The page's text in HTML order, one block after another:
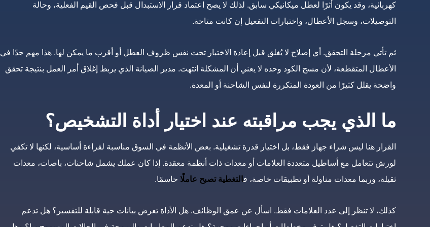
كهربائية، وقد يكون أثرًا لعطل ميكانيكي سابق. لذلك لا يصح اعتماد قرار الاستبدال قبل فحص القيم الفعلية، وحالة
التوصيلات، وسجل الأعطال، واختبارات التفعيل إن كانت متاحة.
ثم تأتي مرحلة التحقق. أي إصلاح لا يُغلق قبل إعادة الاختبار تحت نفس ظروف العطل أو أقرب ما يمكن لها. هذا مهم جدًا في
الأعطال المتقطعة، لأن مسح الكود وحده لا يعني أن المشكلة انتهت. مدير الصيانة الذي يربط إغلاق أمر العمل بنتيجة تحقق
واضحة يقلل كثيرًا من العودة المتكررة لنفس الشاحنة أو المعدة.
ما الذي يجب مراقبته عند اختيار أداة التشخيص؟
القرار هنا ليس شراء جهاز فقط، بل اختيار قدرة تشغيلية. بعض الأنظمة في السوق مناسبة لقراءة أساسية، لكنها لا تكفي
لورش تتعامل مع أساطيل متعددة العلامات أو معدات ذات أنظمة معقدة. إذا كان عملك يشمل شاحنات، باصات، معدات
ثقيلة، وربما معدات مناولة أو تطبيقات خاصة، فالتغطية تصبح عاملًا حاسمًا.
كذلك، لا تنظر إلى عدد العلامات فقط. اسأل عن عمق الوظائف. هل الأداة تعرض بيانات حية قابلة للتفسير؟ هل تدعم